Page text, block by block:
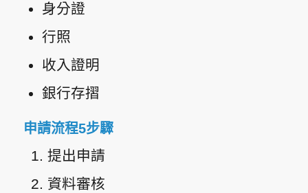
身分證
行照
收入證明
銀行存摺
申請流程5步驟
提出申請
資料審核